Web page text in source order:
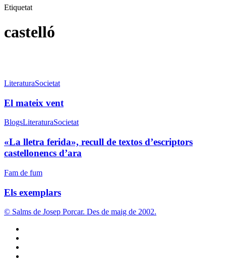
Etiquetat
castelló
mateix
LiteraturaSocietat
El mateix vent
«La
ferida»,
recull
de
d’escriptors
d’ara
BlogsLiteraturaSocietat
«La lletra ferida», recull de textos d’escriptors
castellonencs d’ara
Els
Fam de fum
Els exemplars
© Salms de Josep Porcar. Des de maig de 2002.